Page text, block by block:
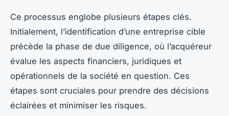
Ce processus englobe plusieurs étapes clés.
Initialement, l’identification d’une entreprise cible
précède la phase de due diligence, où l’acquéreur
évalue les aspects financiers, juridiques et
opérationnels de la société en question. Ces
étapes sont cruciales pour prendre des décisions
éclairées et minimiser les risques.